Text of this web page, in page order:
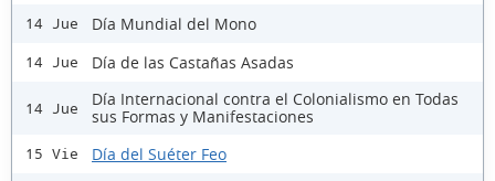
14 Jue Día Mundial del Mono
14 Jue Día de las Castañas Asadas
14 Jue
Día Internacional contra el Colonialismo en Todas
sus Formas y Manifestaciones
15 Vie Día del Suéter Feo